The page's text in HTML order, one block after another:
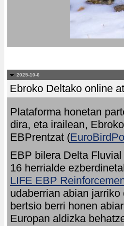
2025-10-6
Ebroko Deltako online
Plataforma honetan
dira, eta irailean,
EBPrentzat (
EBP bilera Delta
16 herrialde
LIFE EBP
udaberrian abian
bertsio berri honen
Europan aldizka